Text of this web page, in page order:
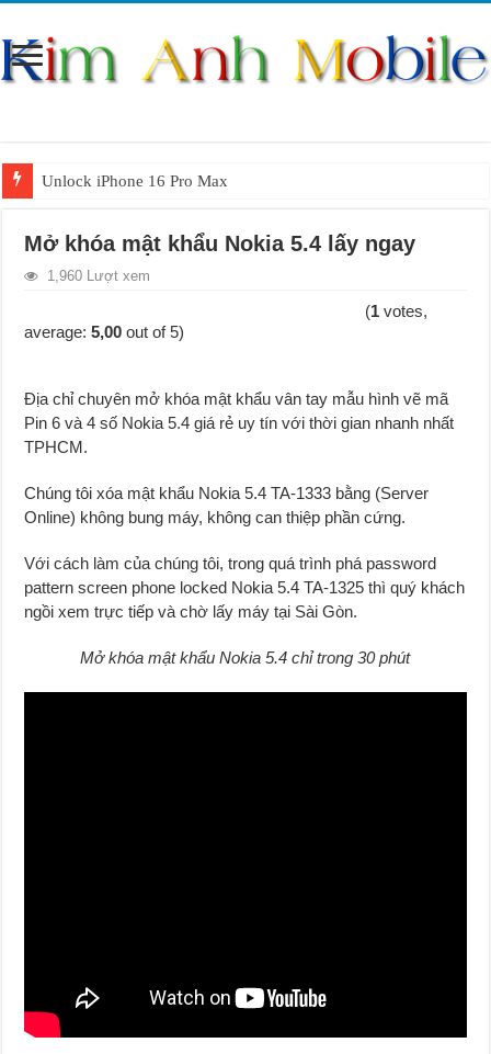
Unlock iPhone 16 Pro Max
Unlock Samsung Galaxy S26 Ultra
Unlock Motorola Razr 2024
Unlock Samsung Galaxy Z Fold 7 giá rẻ
Mở khóa mật khẩu Nokia 5.4 lấy ngay
1,960 Lượt xem
(1 votes,
average:5,00 out of 5)
Địa chỉ chuyên mở khóa mật khẩu vân tay mẫu hình vẽ mã
Pin 6 và 4 số Nokia 5.4 giá rẻ uy tín với thời gian nhanh nhất
TPHCM.
Chúng tôi xóa mật khẩu Nokia 5.4 TA-1333 bằng (Server
Online) không bung máy, không can thiệp phần cứng.
Với cách làm của chúng tôi, trong quá trình phá password
pattern screen phone locked Nokia 5.4 TA-1325 thì quý khách
ngồi xem trực tiếp và chờ lấy máy tại Sài Gòn.
Mở khóa mật khẩu Nokia 5.4 chỉ trong 30 phút